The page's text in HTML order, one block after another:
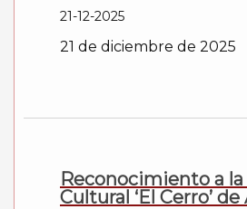
21-12-2025
21 de diciembre de 2025
Reconocimiento a
Cultural ‘El Cerro’